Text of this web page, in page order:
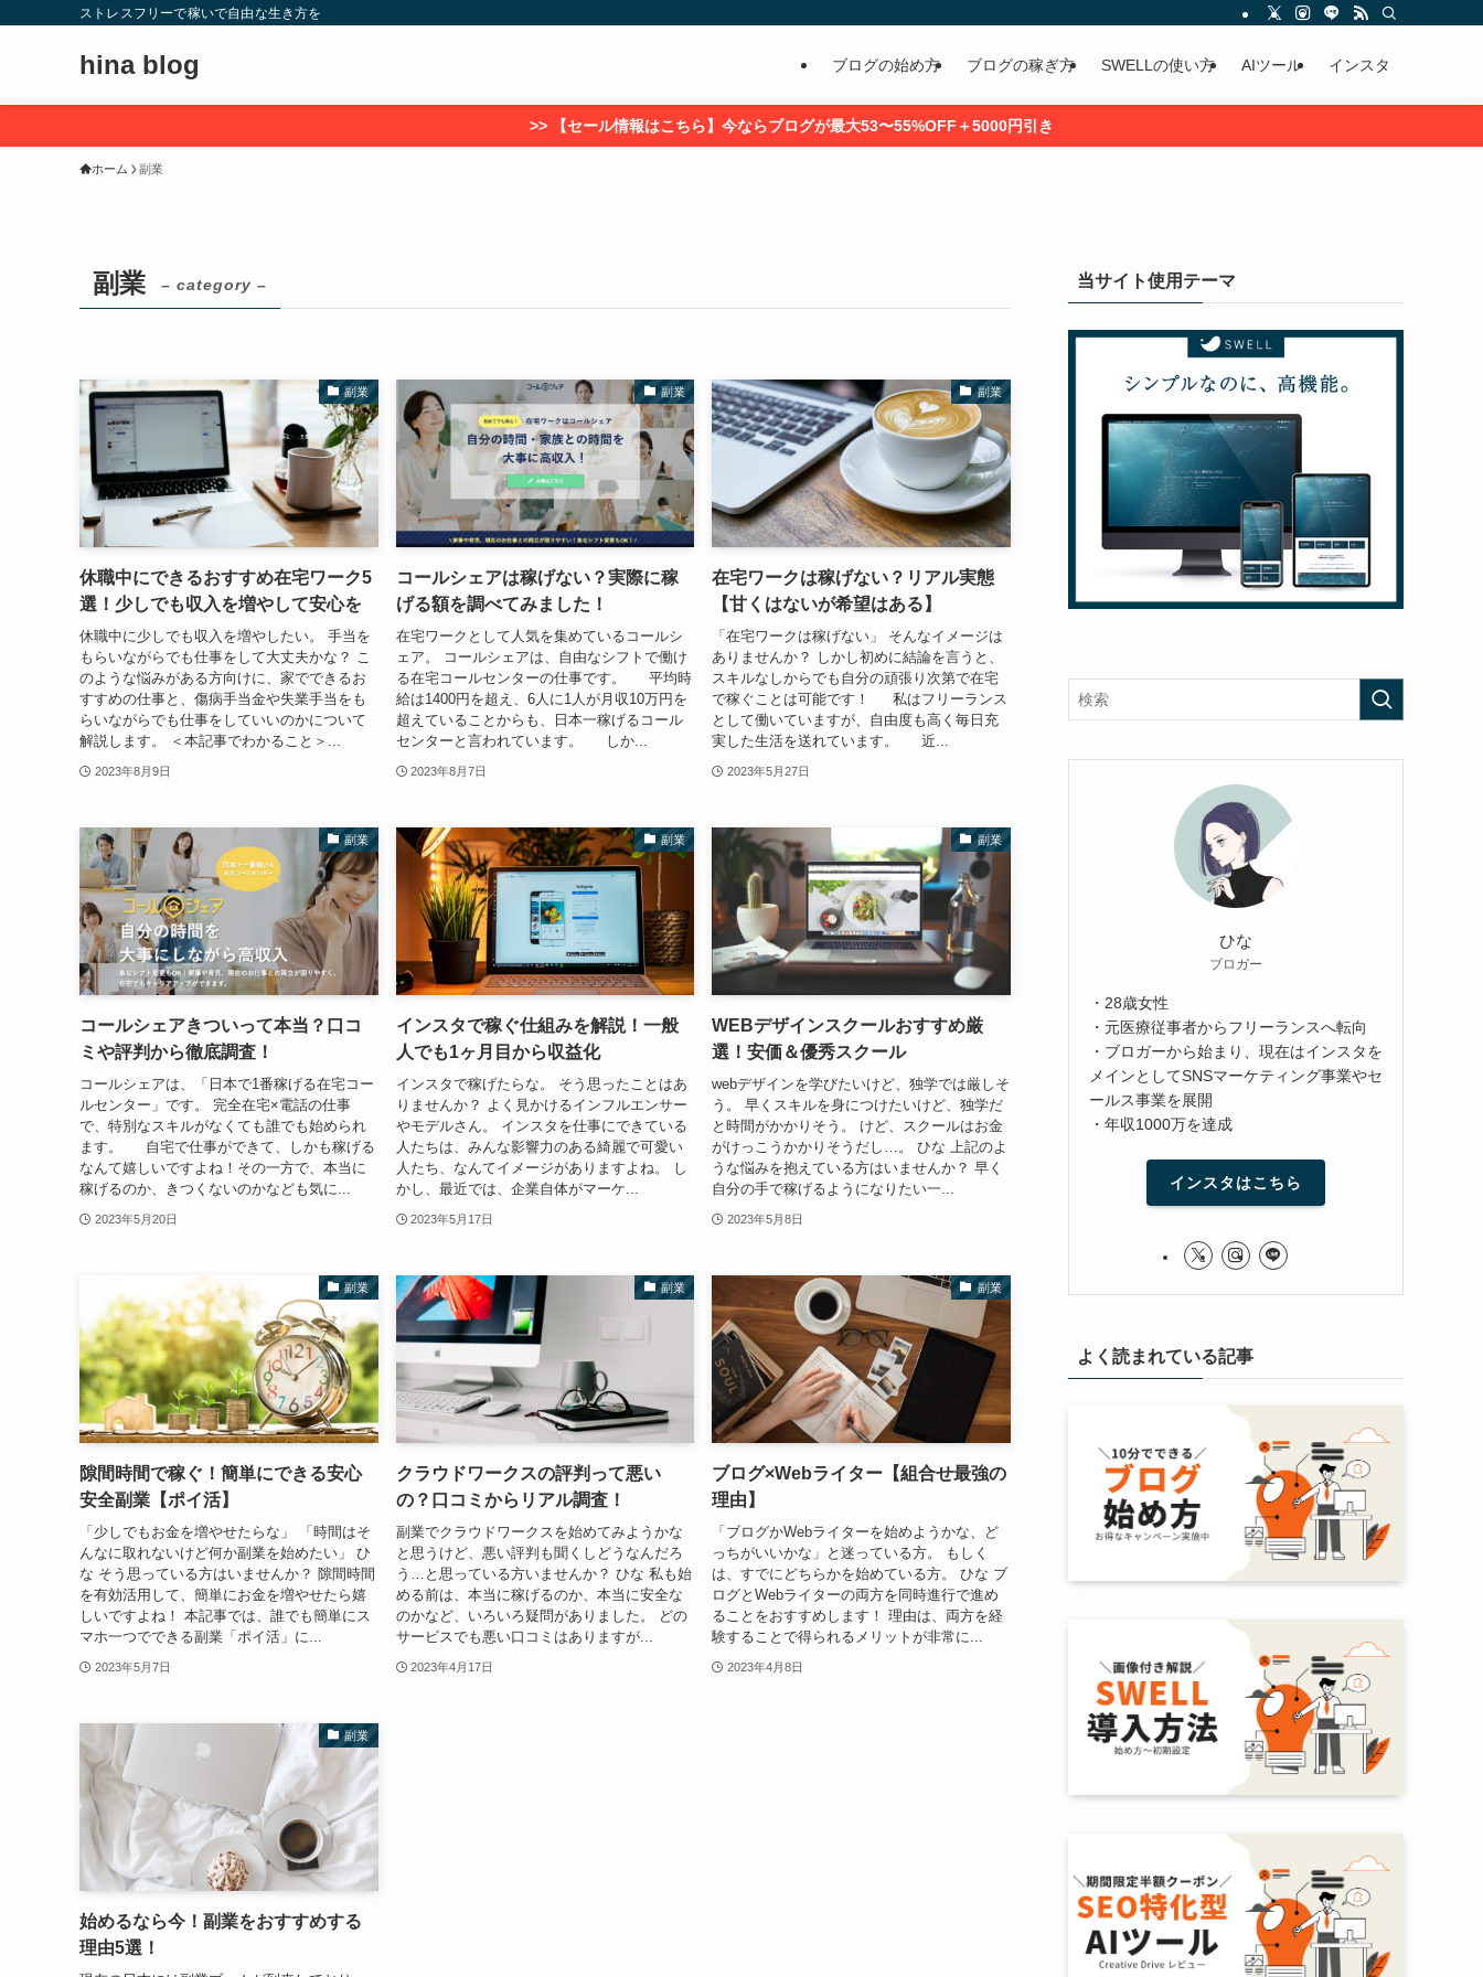
ストレスフリーで稼いで自由な生き方を
hina blog ブログの始め方 ブログの稼ぎ方 SWELLの使い方 AIツール インスタ
>> 【セール情報はこちら】今ならブログが最大53〜55%OFF＋5000円引き
ホーム 副業
副業 – category –
副業
休職中にできるおすすめ在宅ワーク5
選！少しでも収入を増やして安心を
休職中に少しでも収入を増やしたい。 手当を
もらいながらでも仕事をして大丈夫かな？ こ
のような悩みがある方向けに、家でできるお
すすめの仕事と、傷病手当金や失業手当をも
らいながらでも仕事をしていいのかについて
解説します。 ＜本記事でわかること＞...
2023年8月9日
副業
コールシェアは稼げない？実際に稼
げる額を調べてみました！
在宅ワークとして人気を集めているコールシ
ェア。 コールシェアは、自由なシフトで働け
る在宅コールセンターの仕事です。 平均時
給は1400円を超え、6人に1人が月収10万円を
超えていることからも、日本一稼げるコール
センターと言われています。 しか...
2023年8月7日
副業
在宅ワークは稼げない？リアル実態
【甘くはないが希望はある】
「在宅ワークは稼げない」 そんなイメージは
ありませんか？ しかし初めに結論を言うと、
スキルなしからでも自分の頑張り次第で在宅
で稼ぐことは可能です！ 私はフリーランス
として働いていますが、自由度も高く毎日充
実した生活を送れています。 近...
2023年5月27日
副業
コールシェアきついって本当？口コ
ミや評判から徹底調査！
コールシェアは、「日本で1番稼げる在宅コー
ルセンター」です。 完全在宅×電話の仕事
で、特別なスキルがなくても誰でも始められ
ます。 自宅で仕事ができて、しかも稼げる
なんて嬉しいですよね！その一方で、本当に
稼げるのか、きつくないのかなども気に...
2023年5月20日
副業
インスタで稼ぐ仕組みを解説！一般
人でも1ヶ月目から収益化
インスタで稼げたらな。 そう思ったことはあ
りませんか？ よく見かけるインフルエンサー
やモデルさん。 インスタを仕事にできている
人たちは、みんな影響力のある綺麗で可愛い
人たち、なんてイメージがありますよね。 し
かし、最近では、企業自体がマーケ...
2023年5月17日
副業
WEBデザインスクールおすすめ厳
選！安価＆優秀スクール
webデザインを学びたいけど、独学では厳しそ
う。 早くスキルを身につけたいけど、独学だ
と時間がかかりそう。 けど、スクールはお金
がけっこうかかりそうだし…。 ひな 上記のよ
うな悩みを抱えている方はいませんか？ 早く
自分の手で稼げるようになりたい一...
2023年5月8日
副業
隙間時間で稼ぐ！簡単にできる安心
安全副業【ポイ活】
「少しでもお金を増やせたらな」 「時間はそ
んなに取れないけど何か副業を始めたい」 ひ
な そう思っている方はいませんか？ 隙間時間
を有効活用して、簡単にお金を増やせたら嬉
しいですよね！ 本記事では、誰でも簡単にス
マホ一つでできる副業「ポイ活」に...
2023年5月7日
副業
クラウドワークスの評判って悪い
の？口コミからリアル調査！
副業でクラウドワークスを始めてみようかな
と思うけど、悪い評判も聞くしどうなんだろ
う…と思っている方いませんか？ ひな 私も始
める前は、本当に稼げるのか、本当に安全な
のかなど、いろいろ疑問がありました。 どの
サービスでも悪い口コミはありますが...
2023年4月17日
副業
ブログ×Webライター【組合せ最強の
理由】
「ブログかWebライターを始めようかな、ど
っちがいいかな」と迷っている方。 もしく
は、すでにどちらかを始めている方。 ひな ブ
ログとWebライターの両方を同時進行で進め
ることをおすすめします！ 理由は、両方を経
験することで得られるメリットが非常に...
2023年4月8日
副業
始めるなら今！副業をおすすめする
理由5選！
当サイト使用テーマ
ひな
ブロガー
・28歳女性
・元医療従事者からフリーランスへ転向
・ブロガーから始まり、現在はインスタを
メインとしてSNSマーケティング事業やセ
ールス事業を展開
・年収1000万を達成
インスタはこちら
よく読まれている記事